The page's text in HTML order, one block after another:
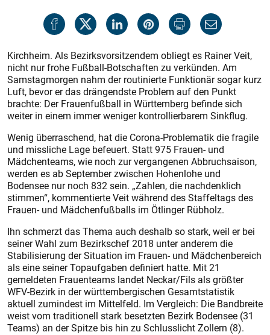
Kirchheim. Als Bezirksvorsitzendem obliegt es Rainer Veit,
nicht nur frohe Fußball-Botschaften zu verkünden. Am
Samstagmorgen nahm der routinierte Funktionär sogar kurz
Luft, bevor er das drängendste Problem auf den Punkt
brachte: Der Frauenfußball in Württemberg befinde sich
weiter in einem immer weniger kontrollierbarem Sinkflug.
Wenig überraschend, hat die Corona-Problematik die fragile
und missliche Lage befeuert. Statt 975 Frauen- und
Mädchenteams, wie noch zur vergangenen Abbruchsaison,
werden es ab September zwischen Hohenlohe und
Bodensee nur noch 832 sein. „Zahlen, die nachdenklich
stimmen“, kommentierte Veit während des Staffeltags des
Frauen- und Mädchenfußballs im Ötlinger Rübholz.
Ihn schmerzt das Thema auch deshalb so stark, weil er bei
seiner Wahl zum Bezirkschef 2018 unter anderem die
Stabilisierung der Situation im Frauen- und Mädchenbereich
als eine seiner Topaufgaben definiert hatte. Mit 21
gemeldeten Frauenteams landet Neckar/Fils als größter
WFV-Bezirk in der württembergischen Gesamtstatistik
aktuell zumindest im Mittelfeld. Im Vergleich: Die Bandbreite
weist vom traditionell stark besetzten Bezirk Bodensee (31
Teams) an der Spitze bis hin zu Schlusslicht Zollern (8).